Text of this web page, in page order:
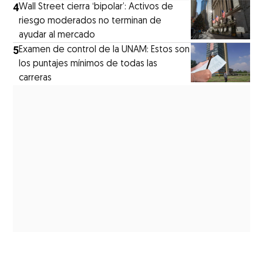
4Wall Street cierra ‘bipolar’: Activos de
riesgo moderados no terminan de
ayudar al mercado
5Examen de control de la UNAM: Estos son
los puntajes mínimos de todas las
carreras